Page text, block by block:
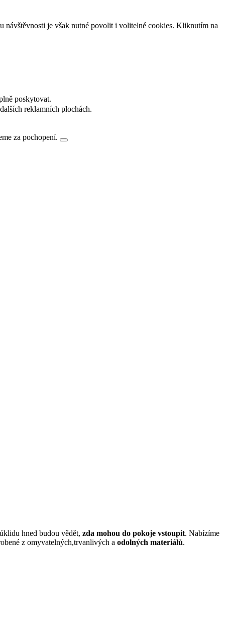
návštěvnosti je však nutné povolit i volitelné cookies. Kliknutím na
poskytovat.
reklamních plochách.
za pochopení.
hned budou vědět, zda mohou do pokoje vstoupit. Nabízíme
z omyvatelných,trvanlivých a odolných materiálů.